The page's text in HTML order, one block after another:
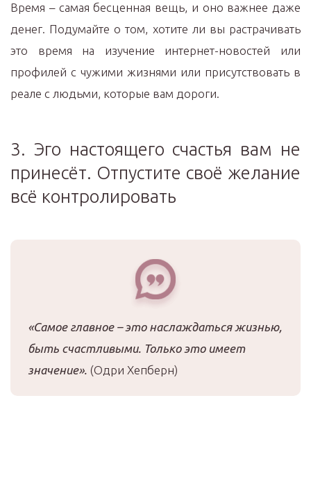
Время – самая бесценная вещь, и оно важнее даже
денег. Подумайте о том, хотите ли вы растрачивать
это время на изучение интернет-новостей или
профилей с чужими жизнями или присутствовать в
реале с людьми, которые вам дороги.
3. Эго настоящего счастья вам не
принесёт. Отпустите своё желание
всё контролировать
«Самое главное – это наслаждаться жизнью,
быть счастливыми. Только это имеет
значение». (Одри Хепберн)